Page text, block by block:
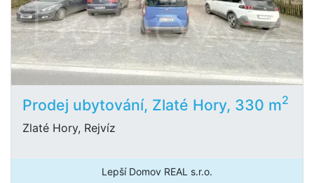
Prodej ubytování, Zlaté Hory, 330 m2
Zlaté Hory, Rejvíz
Lepší Domov REAL s.r.o.